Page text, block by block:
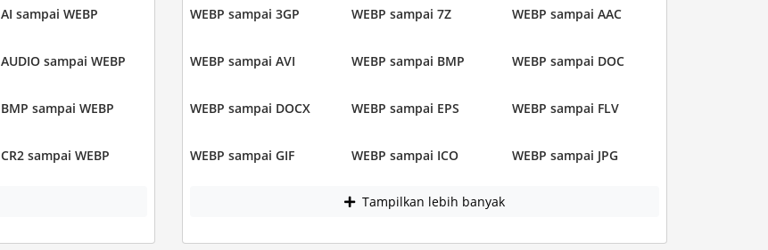
AI sampai WEBP
AUDIO sampai WEBP
BMP sampai WEBP
CR2 sampai WEBP
WEBP sampai 3GP WEBP sampai 7Z WEBP sampai AAC
WEBP sampai AVI WEBP sampai BMP WEBP sampai DOC
WEBP sampai DOCX WEBP sampai EPS WEBP sampai FLV
WEBP sampai GIF WEBP sampai ICO WEBP sampai JPG
Tampilkan lebih banyak